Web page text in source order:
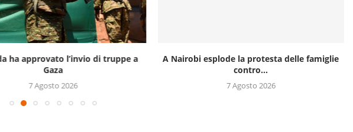
ha approvato l’invio di truppe a
Gaza
7 Agosto 2026
A Nairobi esplode la protesta delle famiglie
contro...
7 Agosto 2026